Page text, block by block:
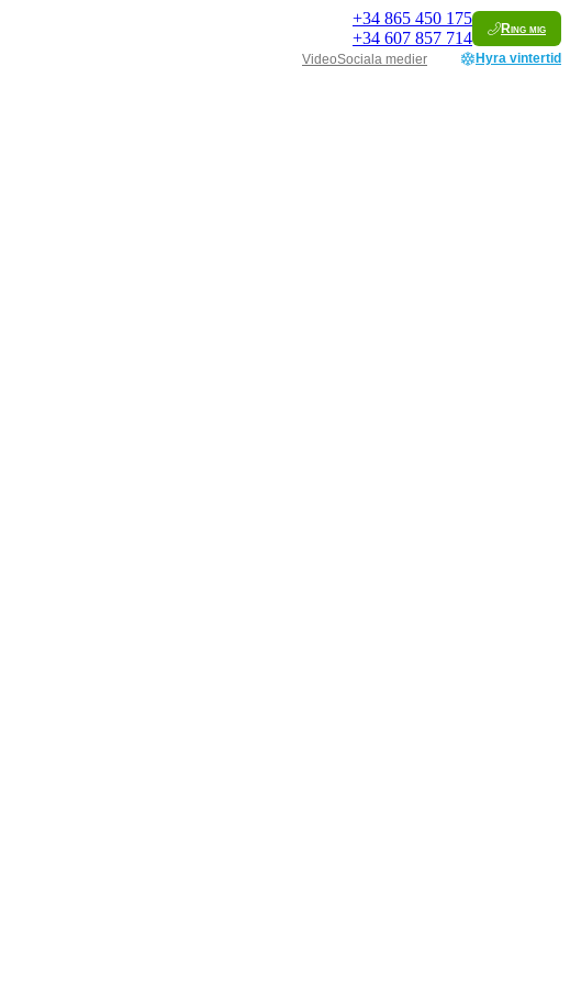
+34 865 450 175
+34 607 857 714
Ring mig
VideoSociala medier Hyra vintertid